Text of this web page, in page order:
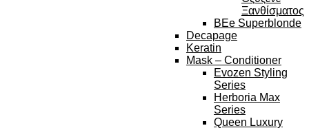
Ξανθίσματος
BEe Superblonde
Decapage
Keratin
Mask – Conditioner
Evozen Styling
Series
Herboria Max
Series
Queen Luxury